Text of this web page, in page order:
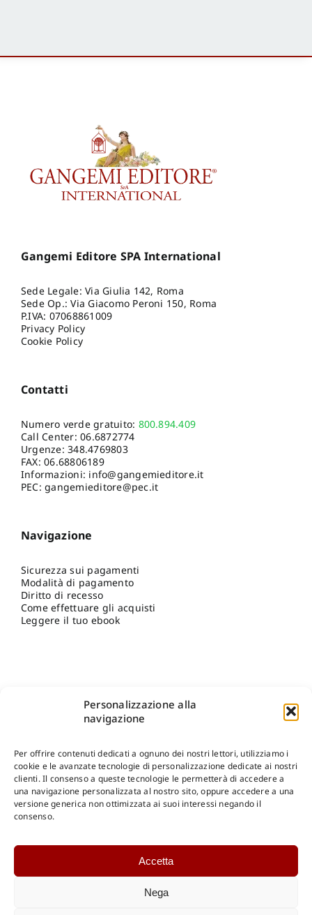
Personalizzazione alla
navigazione
Per offrire contenuti dedicati a ognuno dei nostri lettori, utilizziamo i
cookie e le avanzate tecnologie di personalizzazione dedicate ai nostri
clienti. Il consenso a queste tecnologie le permetterà di accedere a
una navigazione personalizzata al nostro sito, oppure accedere a una
versione generica non ottimizzata ai suoi interessi negando il
consenso.
Accetta
Nega
Gangemi Editore SPA International
Sede Legale: Via Giulia 142, Roma
Sede Op.: Via Giacomo Peroni 150, Roma
P.IVA: 07068861009
Privacy Policy
Cookie Policy
Contatti
Numero verde gratuito: 800.894.409
Call Center:06.6872774
Urgenze:348.4769803
FAX: 06.68806189
Informazioni: info@gangemieditore.it
PEC: gangemieditore@pec.it
Navigazione
Sicurezza sui pagamenti
Modalità di pagamento
Diritto di recesso
Come effettuare gli acquisti
Leggere il tuo ebook
Shop Gangemi Editore-Pagamenti Sicuri e anche Rateali
Catalogo Internazionale